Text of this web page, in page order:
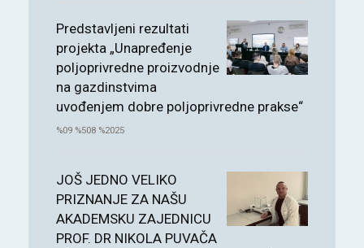
Predstavljeni rezultati
projekta „Unapređenje
poljoprivredne proizvodnje
na gazdinstvima
uvođenjem dobre poljoprivredne prakse“
%09 %508 %2025
JOŠ JEDNO VELIKO
PRIZNANJE ZA NAŠU
AKADEMSKU ZAJEDNICU
PROF. DR NIKOLA PUVAČA